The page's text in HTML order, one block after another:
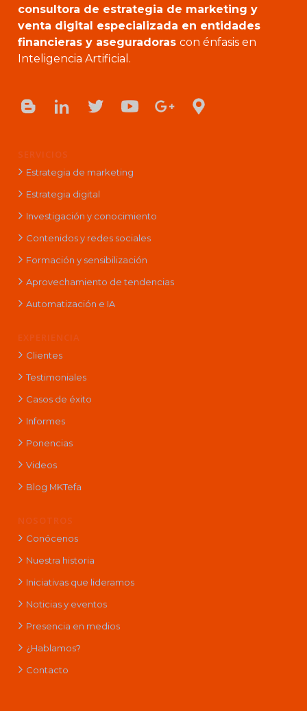
consultora de estrategia de marketing y
venta digital especializada en entidades
financieras y aseguradoras con énfasis en
Inteligencia Artificial.
SERVICIOS
Estrategia de marketing
Estrategia digital
Investigación y conocimiento
Contenidos y redes sociales
Formación y sensibilización
Aprovechamiento de tendencias
Automatización e IA
EXPERIENCIA
Clientes
Testimoniales
Casos de éxito
Informes
Ponencias
Videos
Blog MKTefa
NOSOTROS
Conócenos
Nuestra historia
Iniciativas que lideramos
Noticias y eventos
Presencia en medios
¿Hablamos?
Contacto